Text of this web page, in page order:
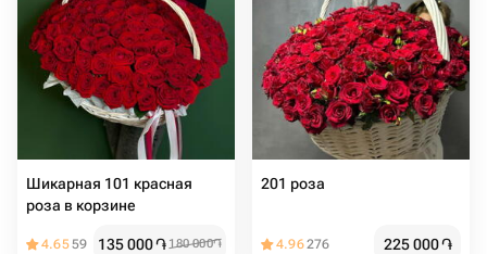
Шикарная 101 красная
роза в корзине
4.6559 135 000֏ 180 000֏ 4.96276 225 000֏